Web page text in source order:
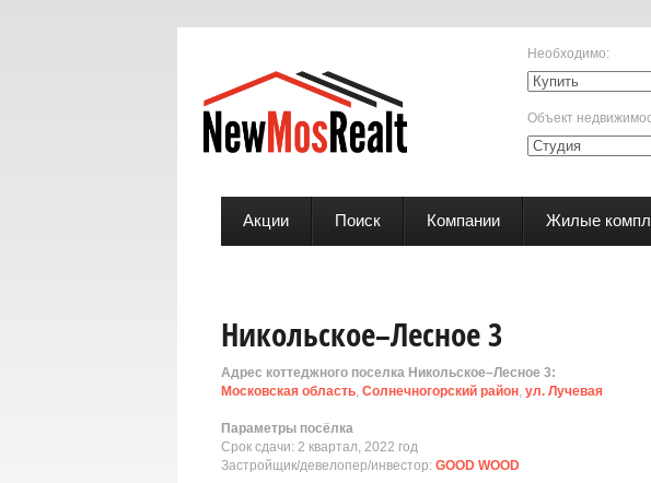
Необходимо:
Объект
Акции Поиск Компании Жилые
Никольское–Лесное 3
Адрес коттеджного поселка Никольское–Лесное 3:
Московская область, Солнечногорский район, ул. Лучевая
Параметры посёлка
Срок сдачи: 2 квартал, 2022 год
Застройщик/девелопер/инвестор: GOOD WOOD